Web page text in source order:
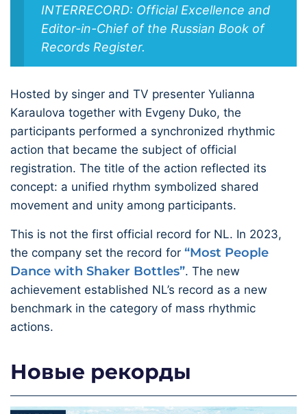
INTERRECORD: Official Excellence and
Editor-in-Chief of the Russian Book of
Records Register.
Hosted by singer and TV presenter Yulianna
Karaulova together with Evgeny Duko, the
participants performed a synchronized rhythmic
action that became the subject of official
registration. The title of the action reflected its
concept: a unified rhythm symbolized shared
movement and unity among participants.
This is not the first official record for NL. In 2023,
the company set the record for “Most People
Dance with Shaker Bottles”. The new
achievement established NL’s record as a new
benchmark in the category of mass rhythmic
actions.
Новые рекорды